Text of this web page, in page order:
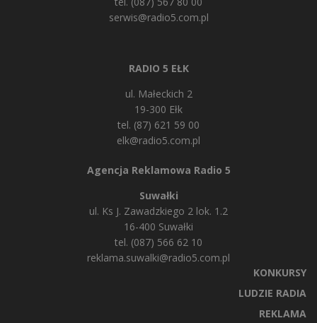
serwis@radio5.com.pl
RADIO 5 EŁK
ul. Małeckich 2
19-300 Ełk
tel. (87) 621 59 00
elk@radio5.com.pl
Agencja Reklamowa Radio 5
Suwałki
ul. Ks J. Zawadzkiego 2 lok. 1.2
16-400 Suwałki
tel. (087) 566 62 10
reklama.suwalki@radio5.com.pl
KONKURSY
LUDZIE RADIA
REKLAMA